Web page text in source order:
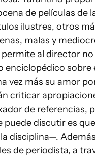
de películas de
ilustres, otros
malas y
al director
enciclopédico sobre
vez más su amor
criticar
de referencias,
puede discutir es
disciplina—.
de periodista, a